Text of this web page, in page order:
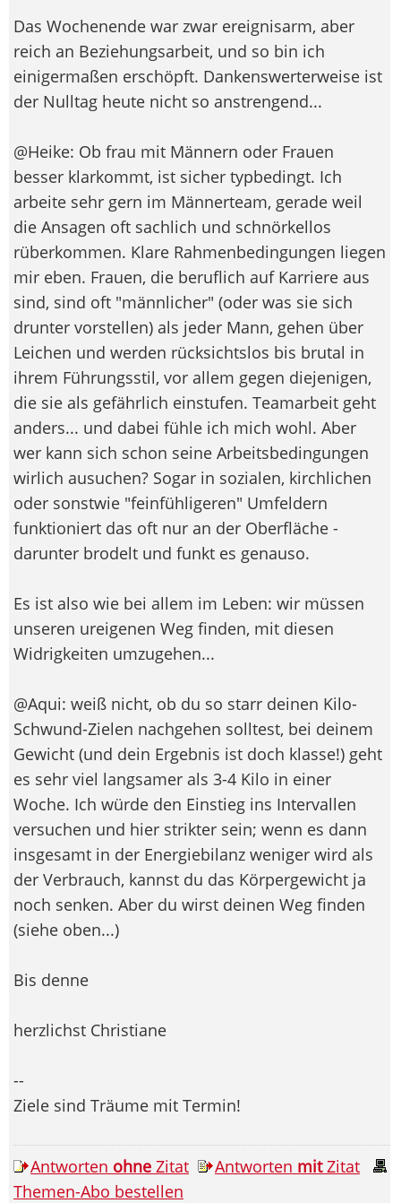
Das Wochenende war zwar ereignisarm, aber
reich an Beziehungsarbeit, und so bin ich
einigermaßen erschöpft. Dankenswerterweise ist
der Nulltag heute nicht so anstrengend...
@Heike: Ob frau mit Männern oder Frauen
besser klarkommt, ist sicher typbedingt. Ich
arbeite sehr gern im Männerteam, gerade weil
die Ansagen oft sachlich und schnörkellos
rüberkommen. Klare Rahmenbedingungen liegen
mir eben. Frauen, die beruflich auf Karriere aus
sind, sind oft "männlicher" (oder was sie sich
drunter vorstellen) als jeder Mann, gehen über
Leichen und werden rücksichtslos bis brutal in
ihrem Führungsstil, vor allem gegen diejenigen,
die sie als gefährlich einstufen. Teamarbeit geht
anders... und dabei fühle ich mich wohl. Aber
wer kann sich schon seine Arbeitsbedingungen
wirlich ausuchen? Sogar in sozialen, kirchlichen
oder sonstwie "feinfühligeren" Umfeldern
funktioniert das oft nur an der Oberfläche -
darunter brodelt und funkt es genauso.
Es ist also wie bei allem im Leben: wir müssen
unseren ureigenen Weg finden, mit diesen
Widrigkeiten umzugehen...
@Aqui: weiß nicht, ob du so starr deinen Kilo-
Schwund-Zielen nachgehen solltest, bei deinem
Gewicht (und dein Ergebnis ist doch klasse!) geht
es sehr viel langsamer als 3-4 Kilo in einer
Woche. Ich würde den Einstieg ins Intervallen
versuchen und hier strikter sein; wenn es dann
insgesamt in der Energiebilanz weniger wird als
der Verbrauch, kannst du das Körpergewicht ja
noch senken. Aber du wirst deinen Weg finden
(siehe oben...)
Bis denne
herzlichst Christiane
--
Ziele sind Träume mit Termin!
Antworten ohne Zitat Antworten mitZitat
Themen-Abo bestellen